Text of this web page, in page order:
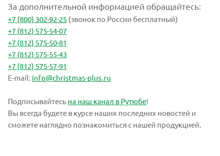
За дополнительной информацией обращайтесь:
+7 (800) 302-92-25 (звонок по России бесплатный)
+7 (812) 575-54-07
+7 (812) 575-50-81
+7 (812) 575-55-43
+7 (812) 575-57-91
E-mail: info@christmas-plus.ru
Подписывайтесь на наш канал в Рутюбе!
Вы всегда будете в курсе наших последних новостей и
сможете наглядно познакомиться с нашей продукцией.